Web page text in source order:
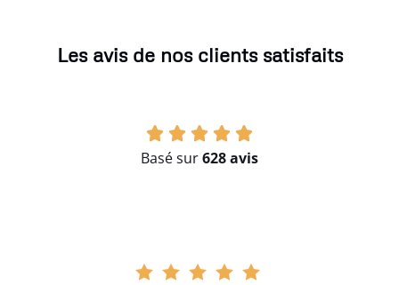
Les avis de nos clients satisfaits
Basé sur628 avis